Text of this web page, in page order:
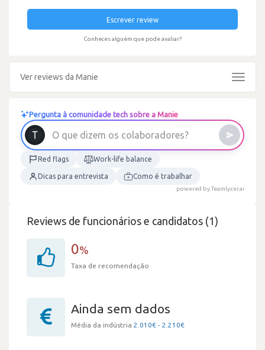
Escrever review
Conheces alguém que pode avaliar?
Ver reviews da Manie
Toggle
Pergunta à comunidade tech sobre a Manie
O que d izem os colaborad ores?
Red flags Work-life balance
Dicas para entrevista Como é trabalhar
powered by Teamlyzer.ai
Reviews de funcionários e candidatos (1)
0%
Taxa de recomendação
Ainda sem dados
Média da indústria 2.010€ - 2.210€